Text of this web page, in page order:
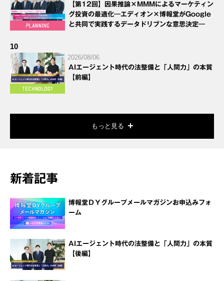
【第12回】因果推論×MMMによるマーケティン
グ投資の最適化―エディオン×博報堂がGoogle
と共同で実践するデータドリブンな意思決定―
10
2026/08/06
AIエージェント時代の法整備と「人間力」の本質
【前編】
もっと見る
新着記事
博報堂ＤＹグループメールマガジンお申込みフォ
ーム
AIエージェント時代の法整備と「人間力」の本質
【後編】